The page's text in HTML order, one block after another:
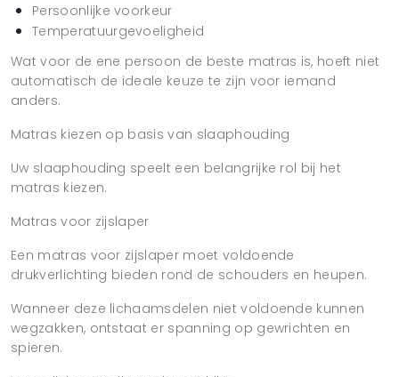
Persoonlijke voorkeur
Temperatuurgevoeligheid
Wat voor de ene persoon de beste matras is, hoeft niet
automatisch de ideale keuze te zijn voor iemand
anders.
Matras kiezen op basis van slaaphouding
Uw slaaphouding speelt een belangrijke rol bij het
matras kiezen.
Matras voor zijslaper
Een matras voor zijslaper moet voldoende
drukverlichting bieden rond de schouders en heupen.
Wanneer deze lichaamsdelen niet voldoende kunnen
wegzakken, ontstaat er spanning op gewrichten en
spieren.